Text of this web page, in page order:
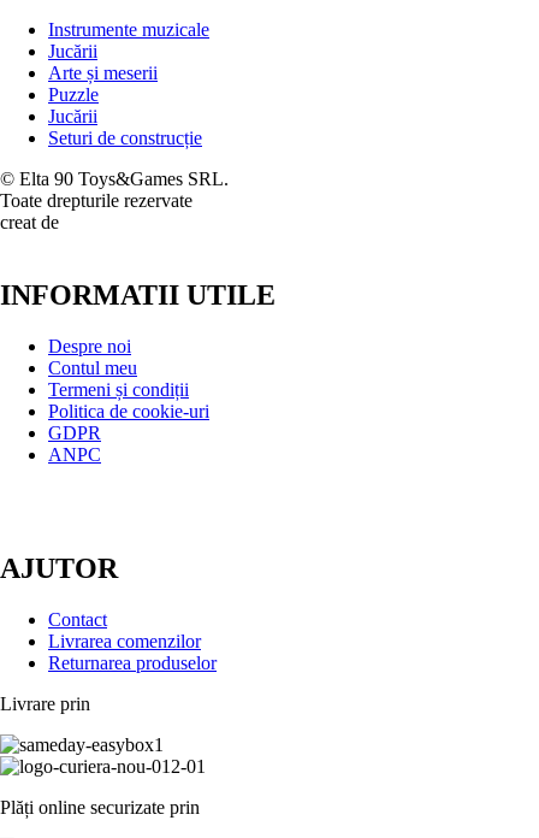
Instrumente muzicale
Jucării
Arte și meserii
Puzzle
Jucării
Seturi de construcție
© Elta 90 Toys&Games SRL.
Toate drepturile rezervate
creat de
INFORMATII UTILE
Despre noi
Contul meu
Termeni și condiții
Politica de cookie-uri
GDPR
ANPC
AJUTOR
Contact
Livrarea comenzilor
Returnarea produselor
Livrare prin
Plăți online securizate prin